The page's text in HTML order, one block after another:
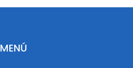
MENÚ